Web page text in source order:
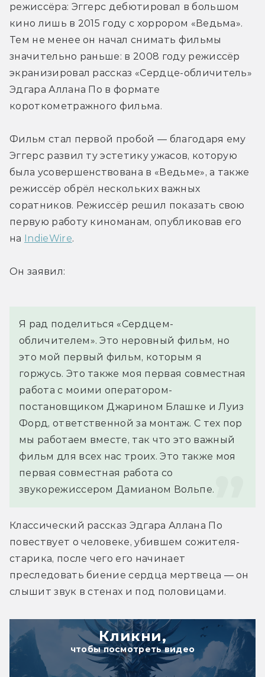
режиссёра: Эггерс дебютировал в большом
кино лишь в 2015 году с хоррором «Ведьма».
Тем не менее он начал снимать фильмы
значительно раньше: в 2008 году режиссёр
экранизировал рассказ «Сердце-обличитель»
Эдгара Аллана По в формате
короткометражного фильма.
Фильм стал первой пробой — благодаря ему
Эггерс развил ту эстетику ужасов, которую
была усовершенствована в «Ведьме», а также
режиссёр обрёл нескольких важных
соратников. Режиссёр решил показать свою
первую работу киноманам, опубликовав его
на IndieWire.
Он заявил:
Я рад поделиться «Сердцем-
обличителем». Это неровный фильм, но
это мой первый фильм, которым я
горжусь. Это также моя первая совместная
работа с моими оператором-
постановщиком Джарином Блашке и Луиз
Форд, ответственной за монтаж. С тех пор
мы работаем вместе, так что это важный
фильм для всех нас троих. Это также моя
первая совместная работа со
звукорежиссером Дамианом Вольпе.
Классический рассказ Эдгара Аллана По
повествует о человеке, убившем сожителя-
старика, после чего его начинает
преследовать биение сердца мертвеца — он
слышит звук в стенах и под половицами.
Кликни,
чтобы посмотреть видео